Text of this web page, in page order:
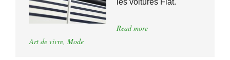
les voitures Fiat.
Read more
Art de vivre, Mode